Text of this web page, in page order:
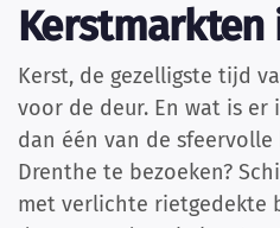
Kerstmarkten
Kerst, de gezelligste tijd
voor de deur. En wat is
dan één van de sfeervolle
Drenthe te bezoeken?
met verlichte rietgedekte